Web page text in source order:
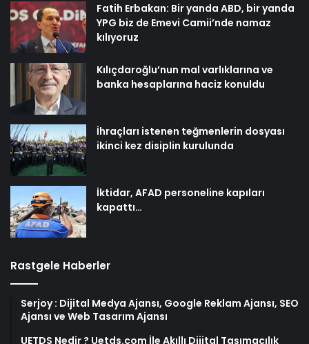
Fatih Erbakan: Bir yanda ABD, bir yanda
YPG biz de Emevi Camii’nde namaz
kılıyoruz
Kılıçdaroğlu’nun mal varlıklarına ve
banka hesaplarına haciz konuldu
İhraçları istenen teğmenlerin dosyası
ikinci kez disiplin kurulunda
İktidar, AFAD personeline kapıları
kapattı…
Rastgele Haberler
Serjoy : Dijital Medya Ajansı, Google Reklam Ajansı, SEO
Ajansı ve Web Tasarım Ajansı
UETDS Nedir ? Uetds.com İle Akıllı Dijital Taşımacılık